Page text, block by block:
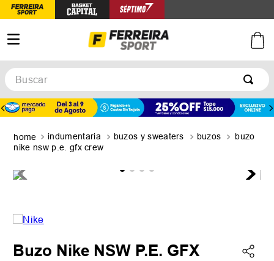
Buscar
indumentaria buzos y sweaters buzos
buzo
nike nsw p.e. gfx crew
Buzo Nike NSW P.E. GFX
TÉRMINOS MÁS BUSCADOS
2.
zapatillas